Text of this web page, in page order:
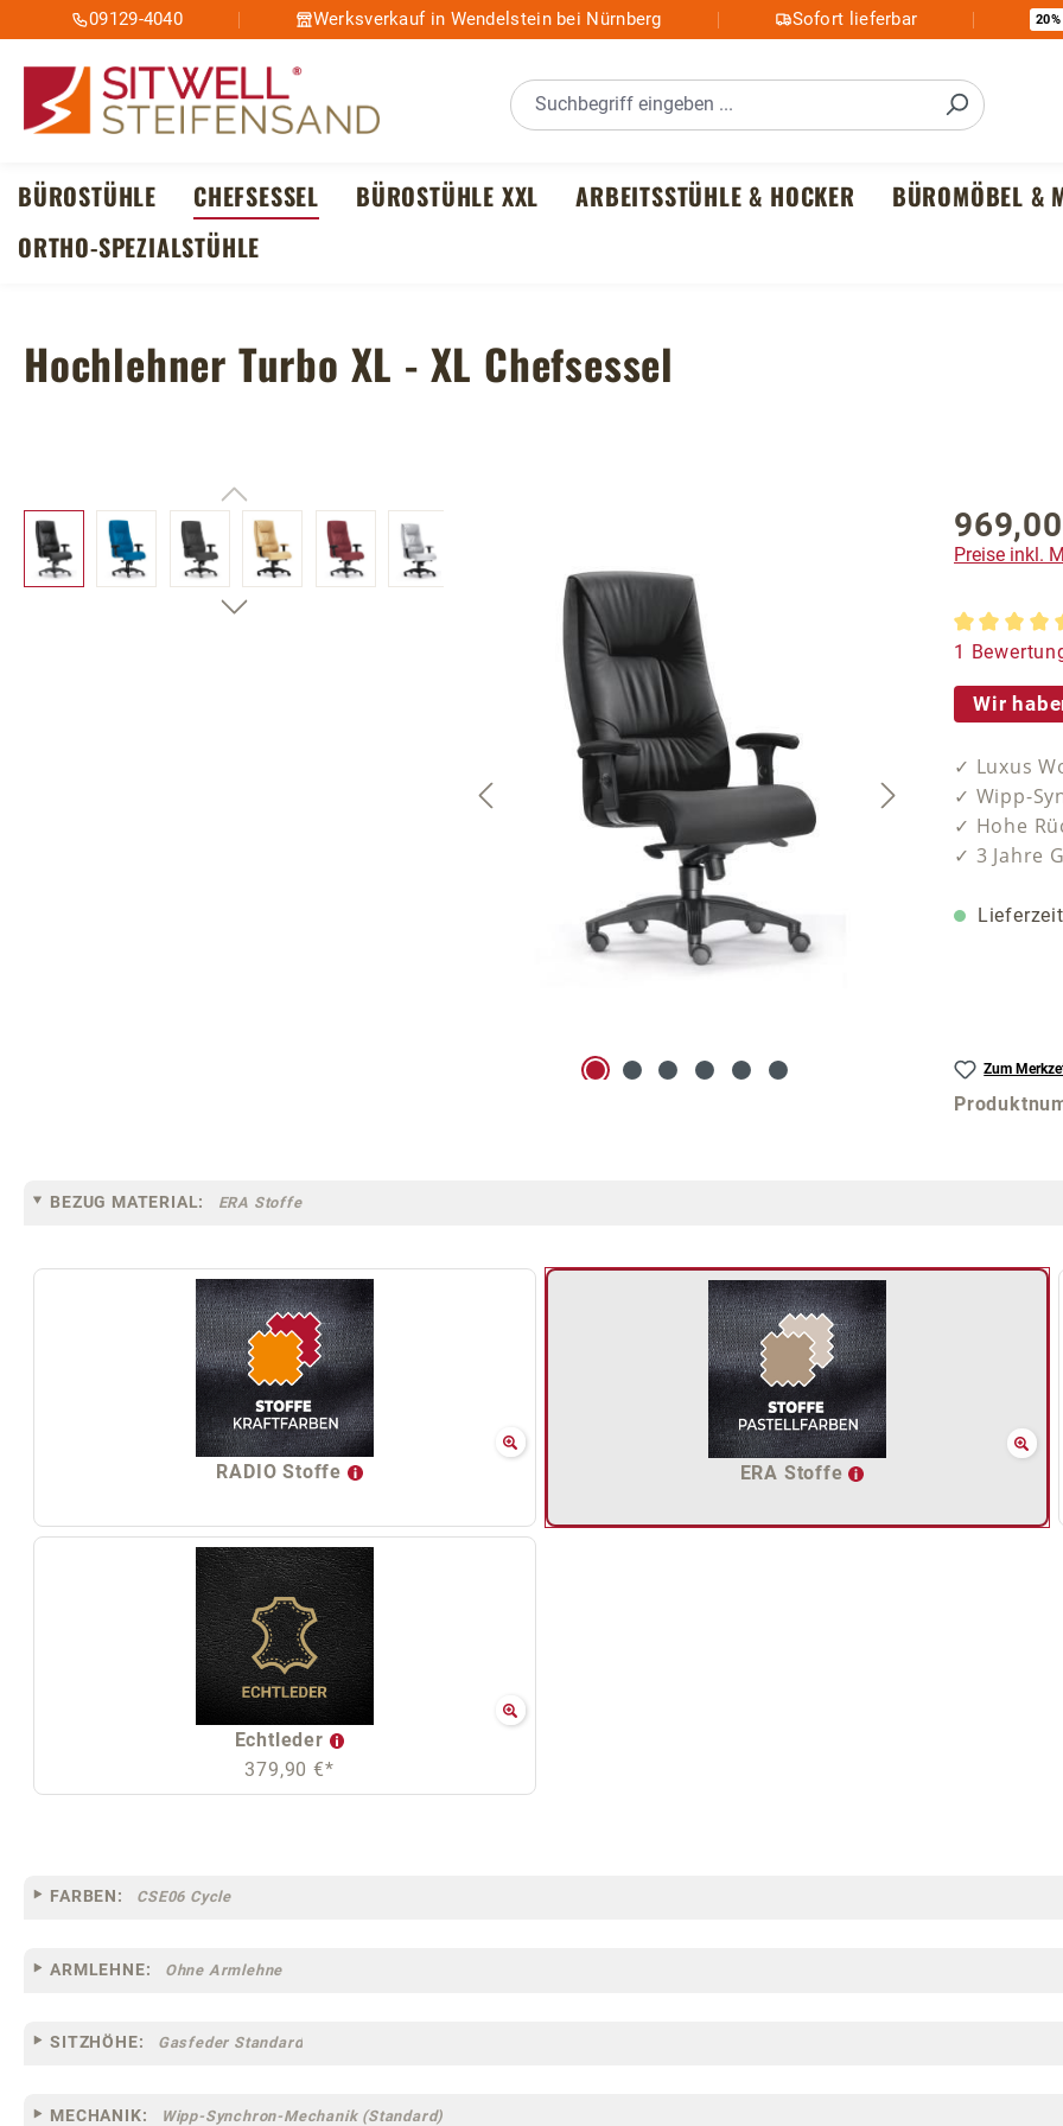
Hauptinhalt springen
Zur Suche springen
Zur Hauptnavigation springen
09129-4040 Werksverkauf in Wendelstein bei Nürnberg Sofort lieferbar 20%
BÜROSTÜHLE CHEFSESSEL BÜROSTÜHLE XXL ARBEITSSTÜHLE & HOCKER BÜROMÖBEL &
ORTHO-SPEZIALSTÜHLE
Hochlehner Turbo XL - XL Chefsessel
Bildergalerie überspringen Regulärer
Preise inkl.
1
Wir
✓ Luxus
✓ Wipp-
✓ Hohe
✓ 3 Jahre
Zum
BEZUG MATERIAL: ERA Stoffe
RADIO Stoffe ERA Stoffe
Echtleder
379,90 €*
FARBEN: CSE06 Cycle
ARMLEHNE: Ohne Armlehne
SITZHÖHE: Gasfeder Standard
MECHANIK: Wipp-Synchron-Mechanik (Standard)